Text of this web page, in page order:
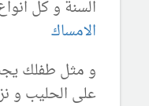
السنة و كل
الامساك
و مثل طفلك
على الحليب و